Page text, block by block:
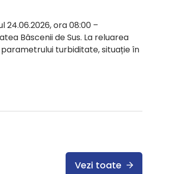
24.06.2026, ora 08:00 –
Bâscenii de Sus. La reluarea
turbiditate, situație în
Vezi toate